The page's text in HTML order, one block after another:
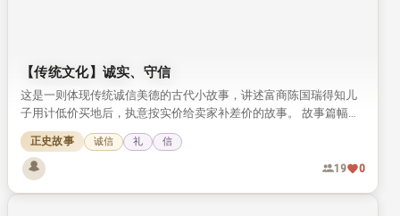
【传统文化】诚实、守信
这是一则体现传统诚信美德的古代小故事，讲述富商陈国瑞得知儿
子用计低价买地后，执意按实价给卖家补差价的故事。 故事篇幅短
小，却将传统文化中诚实守信的可贵品质展现得十分鲜活。
正史故事 诚信 礼 信
19 0